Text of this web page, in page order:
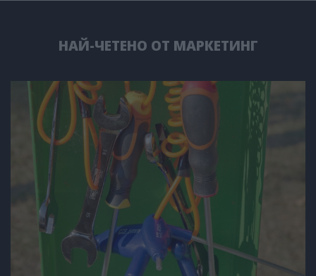
НАЙ-ЧЕТЕНО ОТ МАРКЕТИНГ